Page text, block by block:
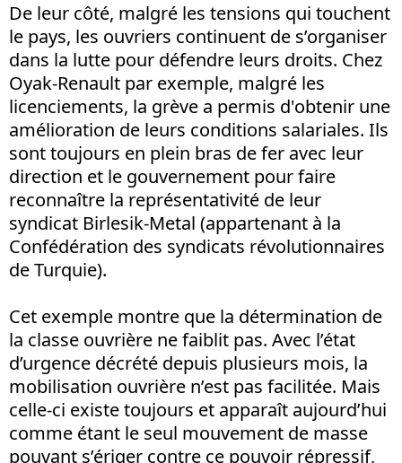
De leur côté, malgré les tensions qui touchent
le pays, les ouvriers continuent de s’organiser
dans la lutte pour défendre leurs droits. Chez
Oyak-Renault par exemple, malgré les
licenciements, la grève a permis d'obtenir une
amélioration de leurs conditions salariales. Ils
sont toujours en plein bras de fer avec leur
direction et le gouvernement pour faire
reconnaître la représentativité de leur
syndicat Birlesik-Metal (appartenant à la
Confédération des syndicats révolutionnaires
de Turquie).
Cet exemple montre que la détermination de
la classe ouvrière ne faiblit pas. Avec l’état
d’urgence décrété depuis plusieurs mois, la
mobilisation ouvrière n’est pas facilitée. Mais
celle-ci existe toujours et apparaît aujourd’hui
comme étant le seul mouvement de masse
pouvant s’ériger contre ce pouvoir répressif,